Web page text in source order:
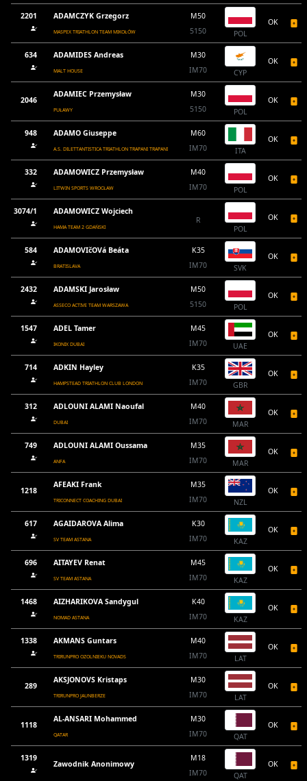
2201 ADAMCZYK Grzegorz
MASPEX TRIATHLON TEAM MIKOŁÓW
M50
5150
POL
OK
634 ADAMIDES Andreas
MALT HOUSE
M30
IM70
CYP
OK
2046
ADAMIEC Przemysław
PUŁAWY
M30
5150
POL
OK
948 ADAMO Giuseppe
A.S. DILETTANTISTICA TRIATHLON TRAPANI TRAPANI
M60
IM70
ITA
OK
332 ADAMOWICZ Przemysław
LITWIN SPORTS WROCŁAW
M40
IM70
POL
OK
3074/1 ADAMOWICZ Wojciech
HAMA TEAM 2 GDAŃSKI
R
POL
OK
584 ADAMOVIčOVá Beáta
BRATISLAVA
K35
IM70
SVK
OK
2432 ADAMSKI Jarosław
ASSECO ACTIVE TEAM WARSZAWA
M50
5150
POL
OK
1547 ADEL Tamer
IKONIX DUBAI
M45
IM70
UAE
OK
714 ADKIN Hayley
HAMPSTEAD TRIATHLON CLUB LONDON
K35
IM70
GBR
OK
312 ADLOUNI ALAMI Naoufal
DUBAI
M40
IM70
MAR
OK
749 ADLOUNI ALAMI Oussama
ANFA
M35
IM70
MAR
OK
1218
AFEAKI Frank
TRICONNECT COACHING DUBAI
M35
IM70
NZL
OK
617 AGAIDAROVA Alima
SV TEAM ASTANA
K30
IM70
KAZ
OK
696 AITAYEV Renat
SV TEAM ASTANA
M45
IM70
KAZ
OK
1468 AIZHARIKOVA Sandygul
NOMAD ASTANA
K40
IM70
KAZ
OK
1338 AKMANS Guntars
TRIRUNPRO OZOLNIEKU NOVADS
M40
IM70
LAT
OK
289
AKSJONOVS Kristaps
TRIRUNPRO JAUNBERZE
M30
IM70
LAT
OK
1118
AL-ANSARI Mohammed
QATAR
M30
IM70
QAT
OK
1319
Zawodnik Anonimowy
M18
IM70
QAT
OK